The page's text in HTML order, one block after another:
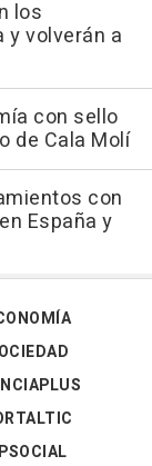
los
y volverán a
con sello
de Cala Molí
con
España y